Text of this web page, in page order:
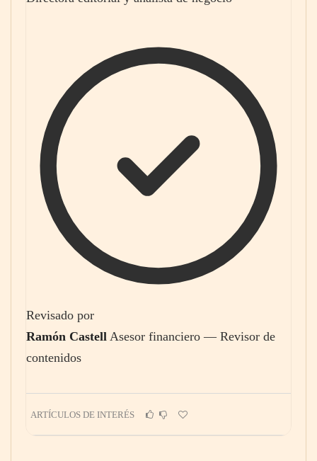
Revisado por
Ramón Castell Asesor financiero — Revisor de
contenidos
ARTÍCULOS DE INTERÉS